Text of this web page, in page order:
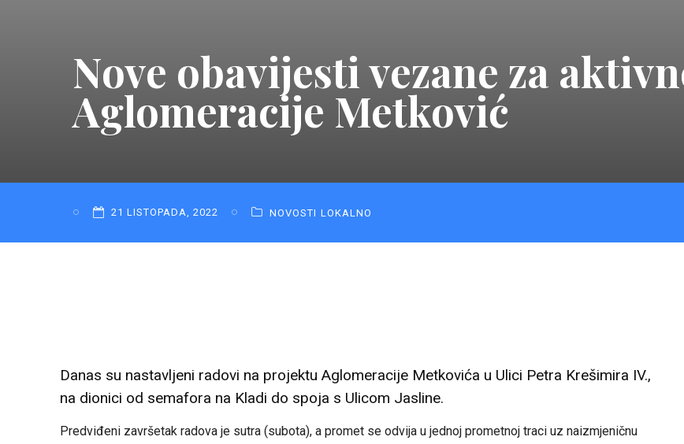
Nove obavijesti vezane za
Aglomeracije Metković
21 LISTOPADA, 2022 NOVOSTI LOKALNO
Danas su nastavljeni radovi na projektu Aglomeracije Metkovića u Ulici Petra Krešimira IV.,
na dionici od semafora na Kladi do spoja s Ulicom Jasline.
Predviđeni završetak radova je sutra (subota), a promet se odvija u jednoj prometnoj traci uz naizmjeničnu